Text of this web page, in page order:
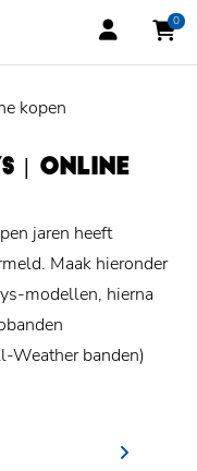
0
kopen
| ONLINE
jaren heeft
Maak hieronder
modellen, hierna
Weather banden)